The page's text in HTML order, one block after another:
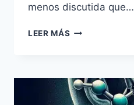
menos discutida que…
LEER MÁS